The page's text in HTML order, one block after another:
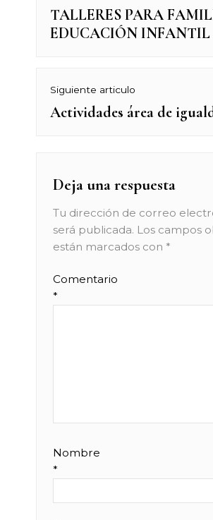
de
Previous
post:
TALLERES PARA
EDUCACIÓN INFANTIL
Siguiente articulo
Next
Actividades área de
Deja una respuesta
Tu dirección de correo
será publicada. Los campos
están marcados con *
Comentario
*
Nombre
*